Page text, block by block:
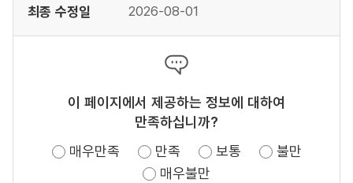
최종 수정일 2026-08-01
이 페이지에서 제공하는 정보에 대하여
만족하십니까?
매우만족
만족 보통
불만
매우불만